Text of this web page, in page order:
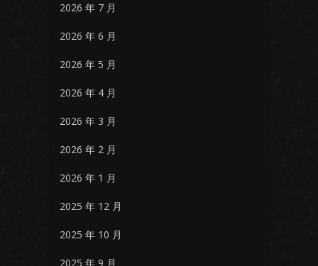
2026 年 7 月
2026 年 6 月
2026 年 5 月
2026 年 4 月
2026 年 3 月
2026 年 2 月
2026 年 1 月
2025 年 12 月
2025 年 10 月
2025 年 9 月